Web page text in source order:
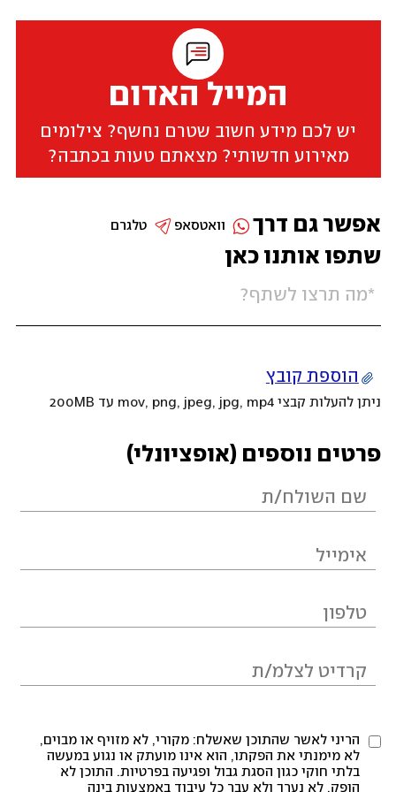
המייל האדום
יש לכם מידע חשוב שטרם נחשף? צילומים
מאירוע חדשותי? מצאתם טעות בכתבה?
שתפו אותנו כאן
הוספת קובץ
ניתן להעלות קבצי mov, png, jpeg, jpg, mp4 עד 200MB
פרטים נוספים (אופציונלי)
הריני לאשר שהתוכן שאשלח: מקורי, לא מזויף או מבוים,
לא מימנתי את הפקתו, הוא אינו מועתק או נגוע במעשה
בלתי חוקי כגון הסגת גבול ופגיעה בפרטיות. התוכן לא
הופק, לא נערך ולא עבר כל עיבוד באמצעות בינה
אפשר גם דרך טלגרם וואטסאפ